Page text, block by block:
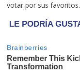
votar por sus favoritos.